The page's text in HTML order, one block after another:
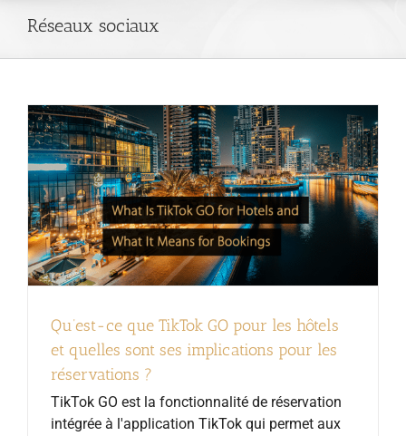
Réseaux sociaux
Qu’est-ce que TikTok GO pour les hôtels
et quelles sont ses implications pour les
réservations ?
TikTok GO est la fonctionnalité de réservation
intégrée à l'application TikTok qui permet aux